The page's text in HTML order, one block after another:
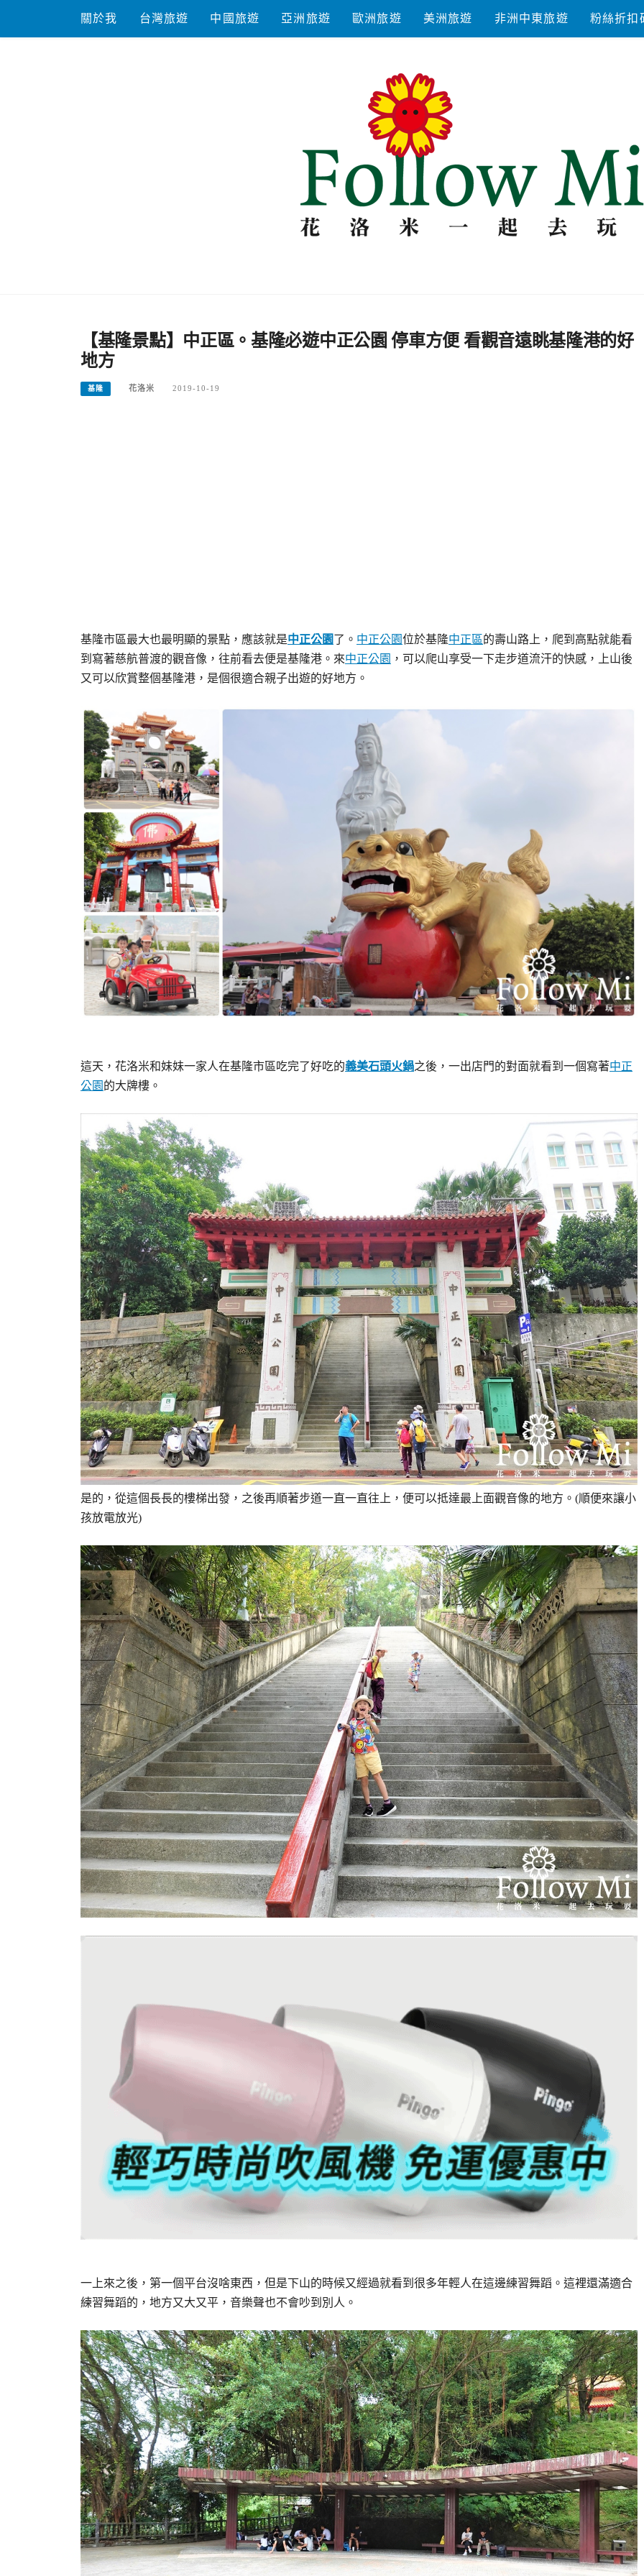
content
關於我 台灣旅遊 中國旅遊 亞洲旅遊 歐洲旅遊 美洲旅遊 非洲中東旅遊 粉絲折扣
【基隆景點】中正區。基隆必遊中正公園 停車方便 看觀音遠眺基隆港的好
地方
基隆 花洛米 2019-10-19
基隆市區最大也最明顯的景點，應該就是中正公園了。 中正公園位於基隆中正區的壽山路上，爬到高點就能看
到寫著慈航普渡的觀音像，往前看去便是基隆港。來中正公園 ，可以爬山享受一下走步道流汗的快感，上山後
又可以欣賞整個基隆港，是個很適合親子出遊的好地方。
這天，花洛米和妹妹一家人在基隆市區吃完了好吃的義美石頭火鍋之後，一出店門的對面就看到一個寫著中正
公園 的大牌樓。
是的，從這個長長的樓梯出發，之後再順著步道一直一直往上，便可以抵達最上面觀音像的地方。(順便來讓小
孩放電放光)
一上來之後，第一個平台沒啥東西，但是下山的時候又經過就看到很多年輕人在這邊練習舞蹈。這裡還滿適合
練習舞蹈的，地方又大又平，音樂聲也不會吵到別人。